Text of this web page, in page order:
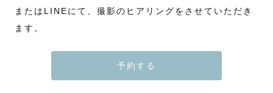
またはLINEにて、撮影のヒアリングをさせていただき
ます。
予約する